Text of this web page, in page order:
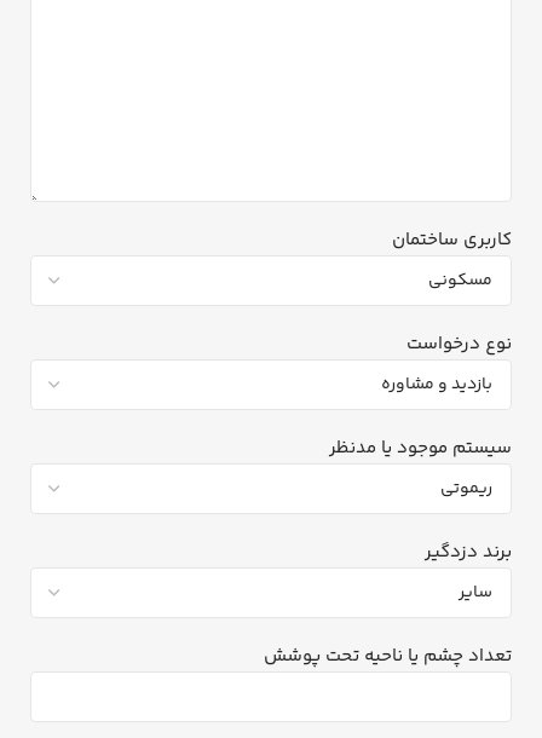
کاربری ساختمان
نوع درخواست
سیستم موجود یا مدنظر
برند دزدگیر
تعداد چشم یا ناحیه تحت پوشش